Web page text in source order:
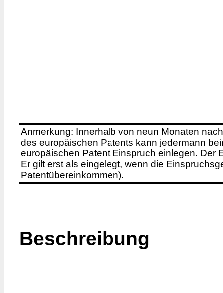
Anmerkung: Innerhalb von neun Monaten
des europäischen Patents kann jedermann
europäischen Patent Einspruch einlegen. Der
Er gilt erst als eingelegt, wenn die
Patentübereinkommen).
Beschreibung